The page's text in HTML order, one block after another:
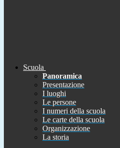
Scuola
Panoramica
Presentazione
I luoghi
Le persone
I numeri della scuola
Le carte della scuola
Organizzazione
La storia